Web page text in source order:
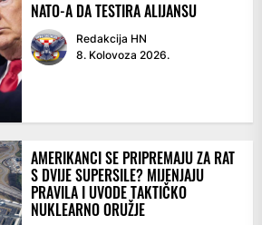
NATO-A DA TESTIRA ALIJANSU
Redakcija HN
8. Kolovoza 2026.
AMERIKANCI SE PRIPREMAJU ZA RAT
S DVIJE SUPERSILE? MIJENJAJU
PRAVILA I UVODE TAKTIČKO
NUKLEARNO ORUŽJE